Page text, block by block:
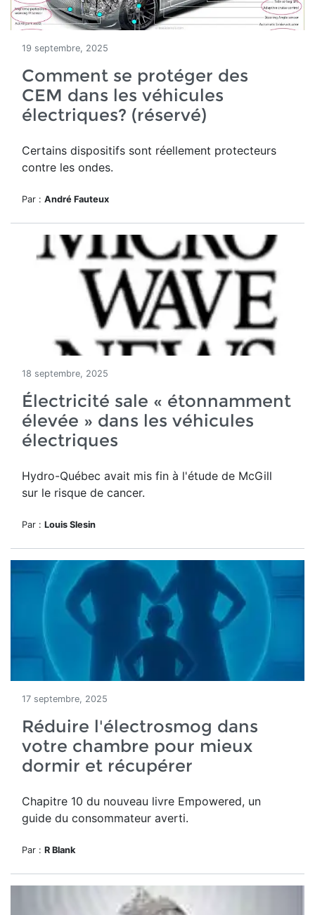
19 septembre, 2025
Comment se protéger des
CEM dans les véhicules
électriques? (réservé)
Certains dispositifs sont réellement protecteurs
contre les ondes.
Par : André Fauteux
18 septembre, 2025
Électricité sale « étonnamment
élevée » dans les véhicules
électriques
Hydro-Québec avait mis fin à l'étude de McGill
sur le risque de cancer.
Par : Louis Slesin
17 septembre, 2025
Réduire l'électrosmog dans
votre chambre pour mieux
dormir et récupérer
Chapitre 10 du nouveau livre Empowered, un
guide du consommateur averti.
Par : R Blank